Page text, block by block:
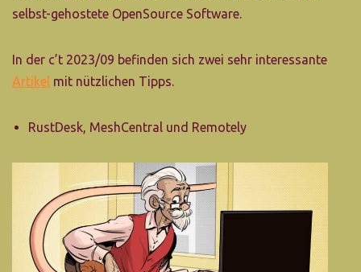
selbst-gehostete OpenSource Software.
In der c’t 2023/09 befinden sich zwei sehr interessante
Artikel mit nützlichen Tipps.
RustDesk, MeshCentral und Remotely